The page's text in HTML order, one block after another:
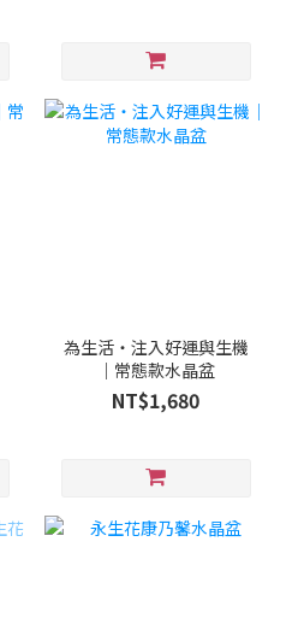
為生活・注入好運與生機
｜常態款水晶盆
NT$1,680